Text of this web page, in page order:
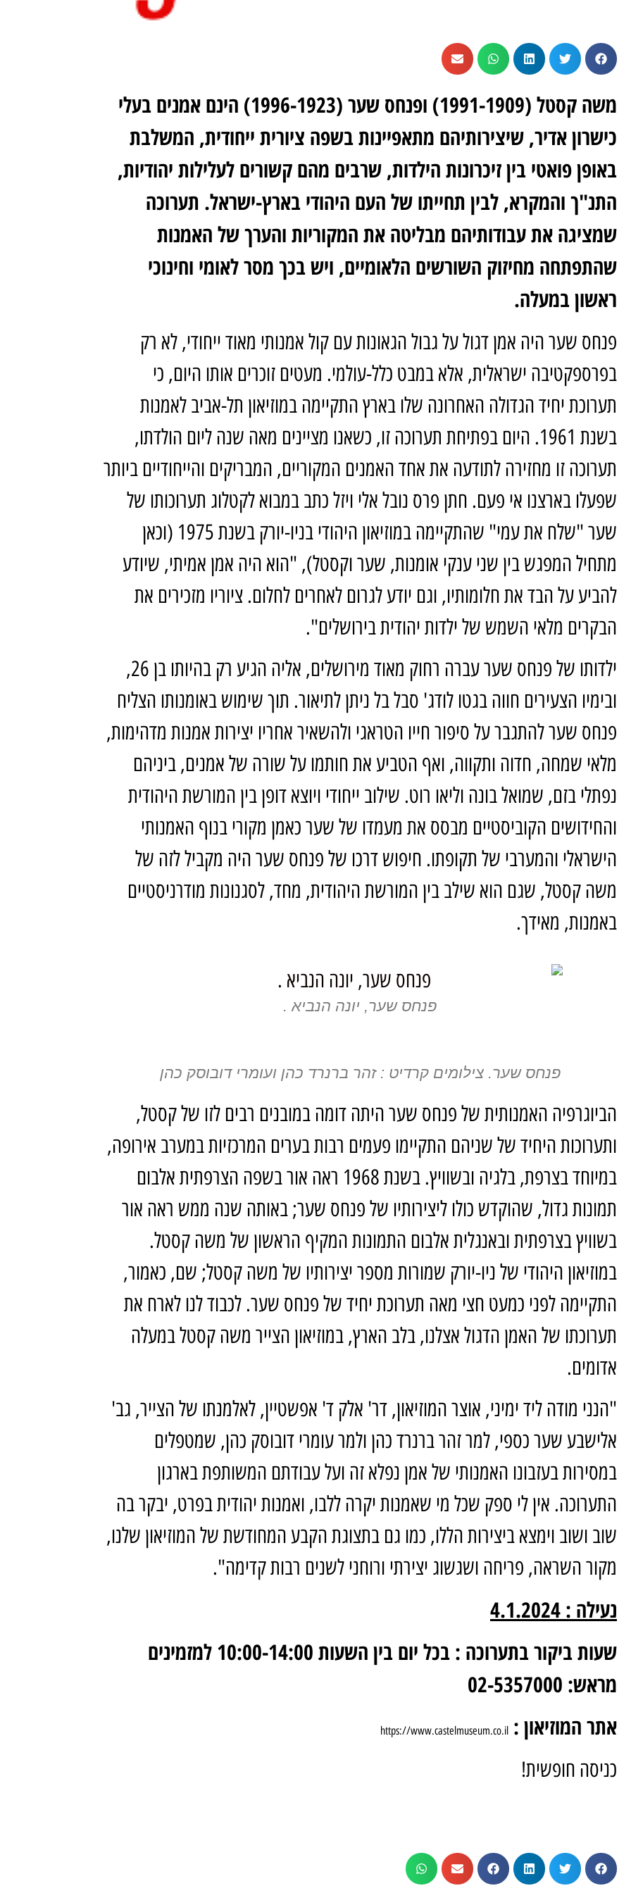
משה קסטל (1991-1909) ופנחס שער (1996-1923) הינם אמנים בעלי
כישרון אדיר, שיצירותיהם מתאפיינות בשפה ציורית ייחודית, המשלבת
באופן פואטי בין זיכרונות הילדות, שרבים מהם קשורים לעלילות יהודיות,
התנ"ך והמקרא, לבין תחייתו של העם היהודי בארץ-ישראל. תערוכה
שמציגה את עבודותיהם מבליטה את המקוריות והערך של האמנות
שהתפתחה מחיזוק השורשים הלאומיים, ויש בכך מסר לאומי וחינוכי
ראשון במעלה.
פנחס שער היה אמן דגול על גבול הגאונות עם קול אמנותי מאוד ייחודי, לא רק
בפרספקטיבה ישראלית, אלא במבט כלל-עולמי. מעטים זוכרים אותו היום, כי
תערוכת יחיד הגדולה האחרונה שלו בארץ התקיימה במוזיאון תל-אביב לאמנות
בשנת 1961. היום בפתיחת תערוכה זו, כשאנו מציינים מאה שנה ליום הולדתו,
תערוכה זו מחזירה לתודעה את אחד האמנים המקוריים, המבריקים והייחודיים ביותר
שפעלו בארצנו אי פעם. חתן פרס נובל אלי ויזל כתב במבוא לקטלוג תערוכותו של
שער "שלח את עמי" שהתקיימה במוזיאון היהודי בניו-יורק בשנת 1975 (וכאן
מתחיל המפגש בין שני ענקי אומנות, שער וקסטל), "הוא היה אמן אמיתי, שיודע
להביע על הבד את חלומותיו, וגם יודע לגרום לאחרים לחלום. ציוריו מזכירים את
הבקרים מלאי השמש של ילדות יהודית בירושלים".
ילדותו של פנחס שער עברה רחוק מאוד מירושלים, אליה הגיע רק בהיותו בן 26,
ובימיו הצעירים חווה בגטו לודג' סבל בל ניתן לתיאור. תוך שימוש באומנותו הצליח
פנחס שער להתגבר על סיפור חייו הטראגי ולהשאיר אחריו יצירות אמנות מדהימות,
מלאי שמחה, חדוה ותקווה, ואף הטביע את חותמו על שורה של אמנים, ביניהם
נפתלי בזם, שמואל בונה וליאו רוט. שילוב ייחודי ויוצא דופן בין המורשת היהודית
והחידושים הקוביסטיים מבסס את מעמדו של שער כאמן מקורי בנוף האמנותי
הישראלי והמערבי של תקופתו. חיפוש דרכו של פנחס שער היה מקביל לזה של
משה קסטל, שגם הוא שילב בין המורשת היהודית, מחד, לסגנונות מודרניסטיים
באמנות, מאידך.
פנחס שער, יונה הנביא .
פנחס שער. צילומים קרדיט : זהר ברנרד כהן ועומרי דובוסק כהן
הביוגרפיה האמנותית של פנחס שער היתה דומה במובנים רבים לזו של קסטל,
ותערוכות היחיד של שניהם התקיימו פעמים רבות בערים המרכזיות במערב אירופה,
במיוחד בצרפת, בלגיה ובשוויץ. בשנת 1968 ראה אור בשפה הצרפתית אלבום
תמונות גדול, שהוקדש כולו ליצירותיו של פנחס שער; באותה שנה ממש ראה אור
בשוויץ בצרפתית ובאנגלית אלבום התמונות המקיף הראשון של משה קסטל.
במוזיאון היהודי של ניו-יורק שמורות מספר יצירותיו של משה קסטל; שם, כאמור,
התקיימה לפני כמעט חצי מאה תערוכת יחיד של פנחס שער. לכבוד לנו לארח את
תערוכתו של האמן הדגול אצלנו, בלב הארץ, במוזיאון הצייר משה קסטל במעלה
אדומים.
"הנני מודה ליד ימיני, אוצר המוזיאון, דר' אלק ד' אפשטיין, לאלמנתו של הצייר, גב'
אלישבע שער כספי, למר זהר ברנרד כהן ולמר עומרי דובוסק כהן, שמטפלים
במסירות בעזבונו האמנותי של אמן נפלא זה ועל עבודתם המשותפת בארגון
התערוכה. אין לי ספק שכל מי שאמנות יקרה ללבו, ואמנות יהודית בפרט, יבקר בה
שוב ושוב וימצא ביצירות הללו, כמו גם בתצוגת הקבע המחודשת של המוזיאון שלנו,
מקור השראה, פריחה ושגשוג יצירתי ורוחני לשנים רבות קדימה".
נעילה : 4.1.2024
שעות ביקור בתערוכה : בכל יום בין השעות 10:00-14:00 למזמינים
מראש: 02-5357000
אתר המוזיאון : https://www.castelmuseum.co.il
כניסה חופשית!